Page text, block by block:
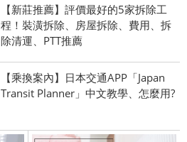
【新莊推薦】評價最好的5家拆除工
程！裝潢拆除、房屋拆除、費用、拆
除清運、PTT推薦
【乘換案內】日本交通APP「Japan
Transit Planner」中文教學、怎麼用?